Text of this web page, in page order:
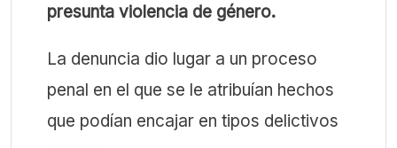
presunta violencia de género.
La denuncia dio lugar a un proceso
penal en el que se le atribuían hechos
que podían encajar en tipos delictivos